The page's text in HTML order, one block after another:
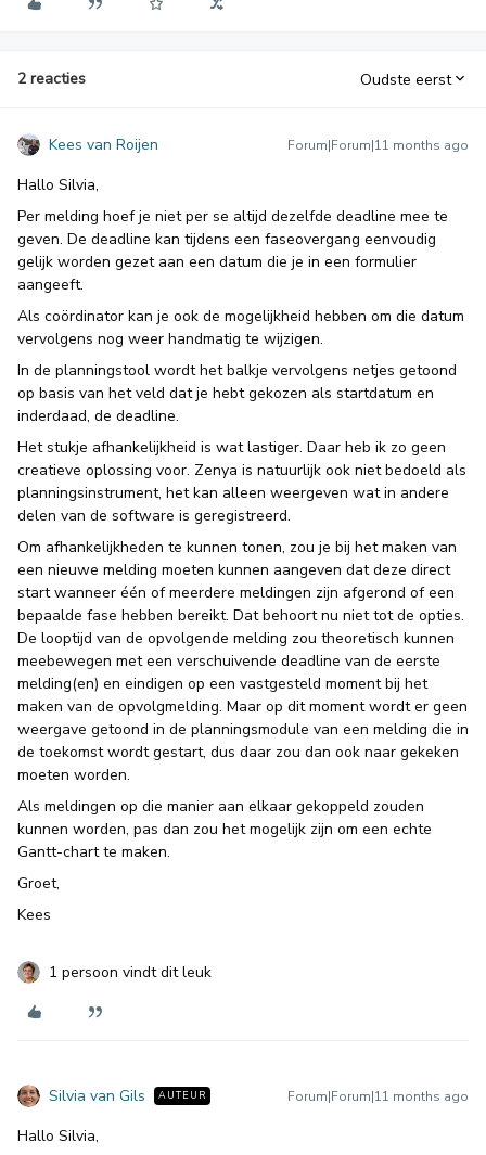
2 reacties Oudste eerst
Kees van Roijen Forum|Forum|11 months ago
Hallo Silvia,
Per melding hoef je niet per se altijd dezelfde deadline mee te
geven. De deadline kan tijdens een faseovergang eenvoudig
gelijk worden gezet aan een datum die je in een formulier
aangeeft.
Als coördinator kan je ook de mogelijkheid hebben om die datum
vervolgens nog weer handmatig te wijzigen.
In de planningstool wordt het balkje vervolgens netjes getoond
op basis van het veld dat je hebt gekozen als startdatum en
inderdaad, de deadline.
Het stukje afhankelijkheid is wat lastiger. Daar heb ik zo geen
creatieve oplossing voor. Zenya is natuurlijk ook niet bedoeld als
planningsinstrument, het kan alleen weergeven wat in andere
delen van de software is geregistreerd.
Om afhankelijkheden te kunnen tonen, zou je bij het maken van
een nieuwe melding moeten kunnen aangeven dat deze direct
start wanneer één of meerdere meldingen zijn afgerond of een
bepaalde fase hebben bereikt. Dat behoort nu niet tot de opties.
De looptijd van de opvolgende melding zou theoretisch kunnen
meebewegen met een verschuivende deadline van de eerste
melding(en) en eindigen op een vastgesteld moment bij het
maken van de opvolgmelding. Maar op dit moment wordt er geen
weergave getoond in de planningsmodule van een melding die in
de toekomst wordt gestart, dus daar zou dan ook naar gekeken
moeten worden.
Als meldingen op die manier aan elkaar gekoppeld zouden
kunnen worden, pas dan zou het mogelijk zijn om een echte
Gantt-chart te maken.
Groet,
Kees
1 persoon vindt dit leuk
Silvia van Gils AUTEUR Forum|Forum|11 months ago
Hallo Silvia,